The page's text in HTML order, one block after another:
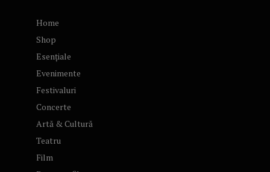
Home
Shop
Esențiale
Evenimente
Festivaluri
Concerte
Artă & Cultură
Teatru
Film